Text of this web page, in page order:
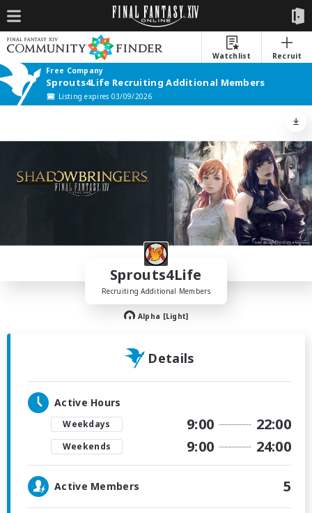
Watchlist
Recruit
Free Company
Sprouts4Life Recruiting Additional Members
Listing expires 03/09/2026
Sprouts4Life
Recruiting Additional Members
Alpha [Light]
Details
Active Hours
Weekdays 9:00 22:00
Weekends 9:00 24:00
Active Members 5